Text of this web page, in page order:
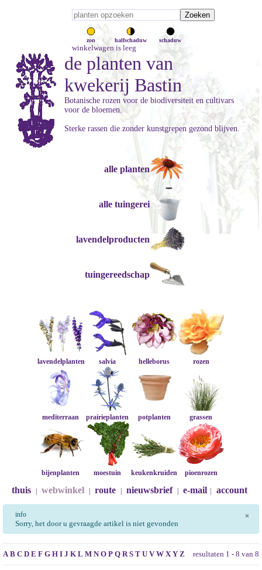
zon halfschaduw schaduw
winkelwagen is leeg
de planten van
kwekerij Bastin
Botanische rozen voor de biodiversiteit en cultivars
voor de bloemen.
Sterke rassen die zonder kunstgrepen gezond blijven.
alle planten
alle tuingerei
lavendelproducten
tuingereedschap
lavendelplanten salvia helleborus rozen
mediterraan prairieplanten potplanten grassen
bijenplanten moestuin keukenkruiden pioenrozen
thuis webwinkel route nieuwsbrief e-mail account
×
info
Sorry, het door u gevraagde artikel is niet gevonden
A B C D E F G H I J K L M N O P Q R S T U V W X Y Z resultaten 1 - 8 van 8